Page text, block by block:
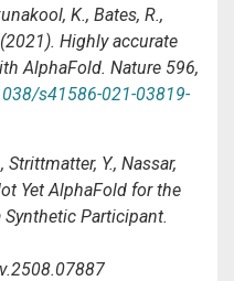
K., Bates, R.,
Highly accurate
AlphaFold. Nature 596,
s41586-021-03819-
Y., Nassar,
Yet AlphaFold for the
Participant.